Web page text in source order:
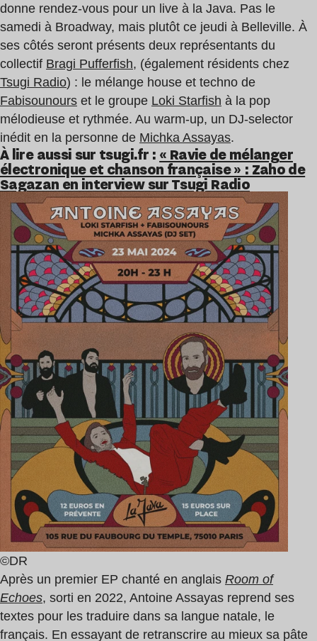
donne rendez-vous pour un live à la Java. Pas le
samedi à Broadway, mais plutôt ce jeudi à Belleville. À
ses côtés seront présents deux représentants du
collectif Bragi Pufferfish, (également résidents chez
Tsugi Radio) : le mélange house et techno de
Fabisounours et le groupe Loki Starfish à la pop
mélodieuse et rythmée. Au warm-up, un DJ-selector
inédit en la personne de Michka Assayas.
À lire aussi sur tsugi.fr : « Ravie de mélanger
électronique et chanson française » : Zaho de
Sagazan en interview sur Tsugi Radio
©DR
Après un premier EP chanté en anglais Room of
Echoes, sorti en 2022, Antoine Assayas reprend ses
textes pour les traduire dans sa langue natale, le
français. En essayant de retranscrire au mieux sa pâte